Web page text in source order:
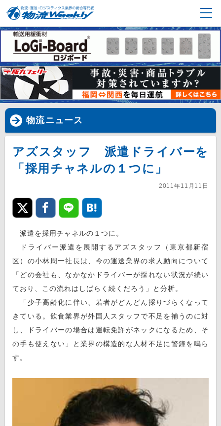
物流ニュース
アズスタッフ 派遣ドライバーを
「採用チャネルの１つに」
2011年11月11日
派遣を採用チャネルの１つに。
ドライバー派遣を展開するアズスタッフ（東京都新宿
区）の小林周一社長は、今の運送業界の求人動向について
「どの会社も、なかなかドライバーが採れない状況が続い
ており、この流れはしばらく続くだろう」と分析。
「少子高齢化に伴い、若者がどんどん採りづらくなって
きている。飲食業界が外国人スタッフで不足を補うのに対
し、ドライバーの場合は運転免許がネックになるため、そ
の手も使えない」と業界の構造的な人材不足に警鐘を鳴ら
す。